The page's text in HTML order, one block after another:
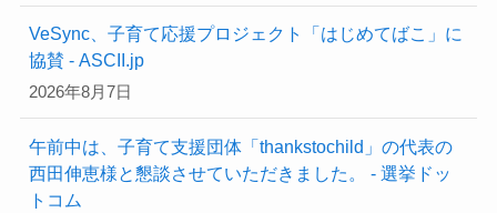
VeSync、子育て応援プロジェクト「はじめてばこ」に
協賛 - ASCII.jp
2026年8月7日
午前中は、子育て支援団体「thankstochild」の代表の
西田伸恵様と懇談させていただきました。 - 選挙ドッ
トコム